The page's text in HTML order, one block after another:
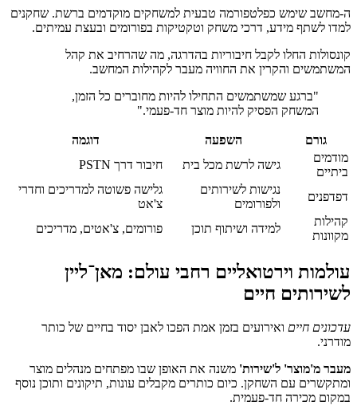
ה‑מחשב שימש כפלטפורמה טבעית למשחקים מוקדמים ברשת. שחקנים
למדו לשתף מידע, דרכי משחק וטקטיקות בפורומים ובעצת עמיתים.
קונסולות החלו לקבל חיבוריות בהדרגה, מה שהרחיב את קהל
המשתמשים והקרין את החוויה מעבר לקהילות המחשב.
"ברגע שמשתמשים התחילו להיות מחוברים כל הזמן,
המשחק הפסיק להיות מוצר חד‑פעמי."
גורם השפעה
דוגמה
מודמים
ביתיים
גישה לרשת מכל בית חיבור דרך PSTN
דפדפנים
נגישות לשירותים
ולפורומים
גלישה פשוטה למדריכים וחדרי
צ'אט
קהילות
מקוונות
למידה ושיתוף תוכן פורומים, צ'אטים, מדריכים
עולמות וירטואליים רחבי עולם: מאן־ליין
לשירותים חיים
עדכונים חיים ואירועים בזמן אמת הפכו לאבן יסוד בחיים של כותר
מודרני.
מעבר מ'מוצר' ל'שירות' משנה את האופן שבו מפתחים מנהלים מוצר
ומתקשרים עם השחקן. כיום כותרים מקבלים עונות, תיקונים ותוכן נוסף
במקום מכירה חד‑פעמית.